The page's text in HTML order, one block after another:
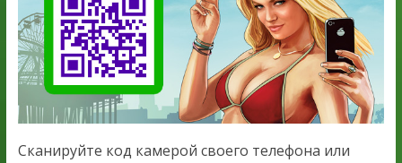
Сканируйте код камерой своего телефона или